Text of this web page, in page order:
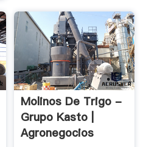
Molinos De Trigo -
Grupo Kasto |
Agronegocios